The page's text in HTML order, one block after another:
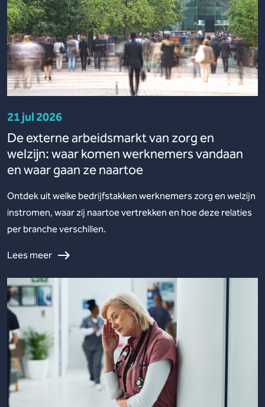
21 jul 2026
De externe arbeidsmarkt van zorg en
welzijn: waar komen werknemers vandaan
en waar gaan ze naartoe
Ontdek uit welke bedrijfstakken werknemers zorg en welzijn
instromen, waar zij naartoe vertrekken en hoe deze relaties
per branche verschillen.
Lees meer